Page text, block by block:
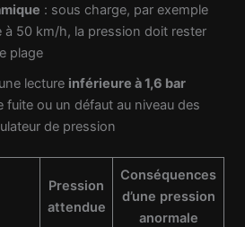
: sous charge, par exemple
à 50 km/h, la pression doit rester
plage
lecture inférieure à 1,6 bar
fuite ou un défaut au niveau des
de pression
Pression
attendue
Conséquences
d’une pression
anormale